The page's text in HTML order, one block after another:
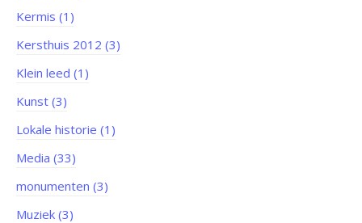
Kermis (1)
Kersthuis 2012 (3)
Klein leed (1)
Kunst (3)
Lokale historie (1)
Media (33)
monumenten (3)
Muziek (3)